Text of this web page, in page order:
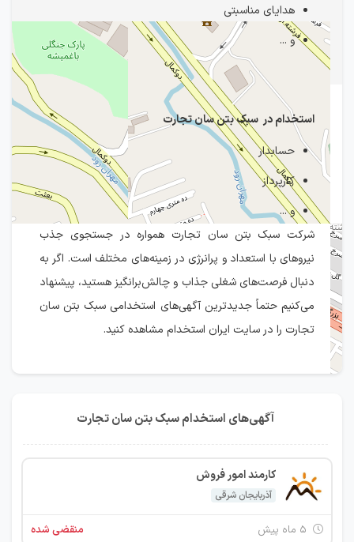
هدایای مناسبتی
و ...
استخدام در سبک بتن سان تجارت
حسابدار
کارپرداز
و ...
شرکت سبک بتن سان تجارت همواره در جستجوی جذب
نیروهای با استعداد و پرانرژی در زمینه‌های مختلف است. اگر به
دنبال فرصت‌های شغلی جذاب و چالش‌برانگیز هستید، پیشنهاد
می‌کنیم حتماً جدیدترین آگهی‌های استخدامی سبک بتن سان
تجارت را در سایت ایران استخدام مشاهده کنید.
آگهی‌های استخدام سبک بتن سان تجارت
کارمند امور فروش
آذربایجان شرقی
منقضی شده